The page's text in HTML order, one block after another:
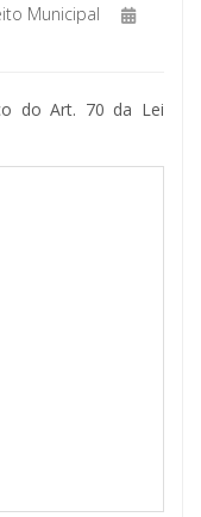
Municipal
do Art. 70 da Lei